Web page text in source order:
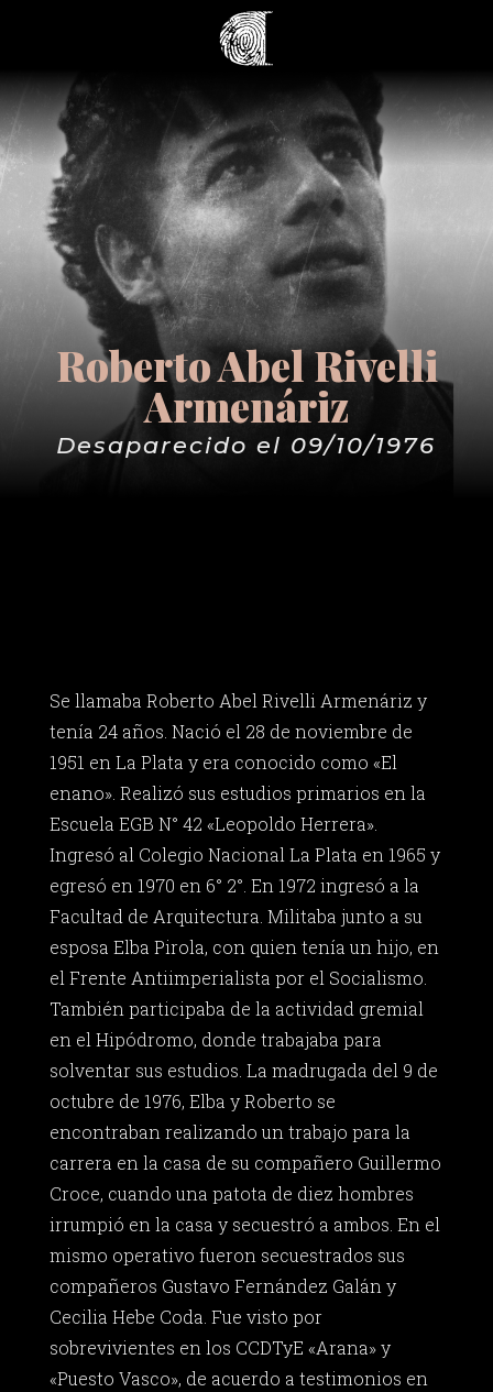
Roberto Abel Rivelli
Armenáriz
Desaparecido el 09/10/1976
Se llamaba Roberto Abel Rivelli Armenáriz y
tenía 24 años. Nació el 28 de noviembre de
1951 en La Plata y era conocido como «El
enano». Realizó sus estudios primarios en la
Escuela EGB N° 42 «Leopoldo Herrera».
Ingresó al Colegio Nacional La Plata en 1965 y
egresó en 1970 en 6° 2°. En 1972 ingresó a la
Facultad de Arquitectura. Militaba junto a su
esposa Elba Pirola, con quien tenía un hijo, en
el Frente Antiimperialista por el Socialismo.
También participaba de la actividad gremial
en el Hipódromo, donde trabajaba para
solventar sus estudios. La madrugada del 9 de
octubre de 1976, Elba y Roberto se
encontraban realizando un trabajo para la
carrera en la casa de su compañero Guillermo
Croce, cuando una patota de diez hombres
irrumpió en la casa y secuestró a ambos. En el
mismo operativo fueron secuestrados sus
compañeros Gustavo Fernández Galán y
Cecilia Hebe Coda. Fue visto por
sobrevivientes en los CCDTyE «Arana» y
«Puesto Vasco», de acuerdo a testimonios en